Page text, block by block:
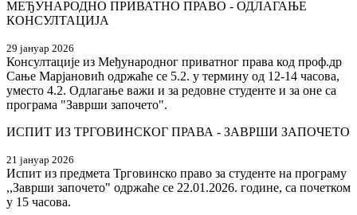
МЕЂУНАРОДНО ПРИВАТНО ПРАВО - ОДЛАГАЊЕ
КОНСУЛТАЦИЈА
29 јануар 2026
Консултације из Међународног приватног права код проф.др
Сање Марјановић одржаће се 5.2. у термину од 12-14 часова,
уместо 4.2. Одлагање важи и за редовне студенте и за оне са
програма "Заврши започето".
ИСПИТ ИЗ ТРГОВИНСКОГ ПРАВА - ЗАВРШИ ЗАПОЧЕТО
21 јануар 2026
Испит из предмета Трговинско право за студенте на програму
,,Заврши започето" одржаће се 22.01.2026. године, са почетком
у 15 часова.